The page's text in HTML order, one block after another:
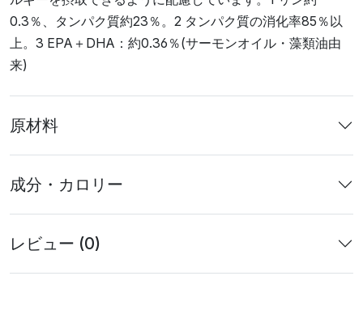
0.3％、タンパク質約23％。2 タンパク質の消化率85％以
上。3 EPA＋DHA：約0.36％(サーモンオイル・藻類油由
来)
原材料
成分・カロリー
レビュー (0)